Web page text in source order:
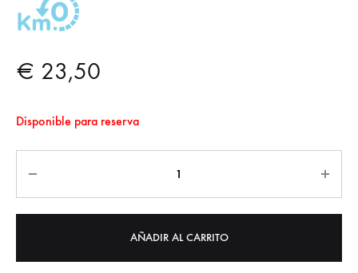
€ 23,50
Disponible para reserva
AÑADIR AL CARRITO